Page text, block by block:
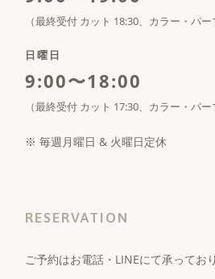
（最終受付 カット 18:30、カラー・パー
日曜日
9:00〜18:00
（最終受付 カット 17:30、カラー・パー
※ 毎週月曜日 & 火曜日定休
RESERVATION
ご予約はお電話・LINEにて承っており